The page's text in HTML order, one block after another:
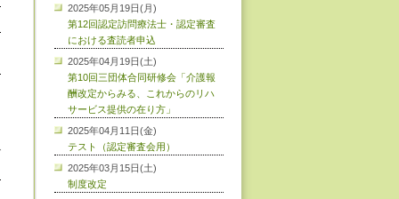
2025年05月19日(月)
第12回認定訪問療法士・認定審査
における査読者申込
2025年04月19日(土)
第10回三団体合同研修会「介護報
酬改定からみる、これからのリハ
サービス提供の在り方」
2025年04月11日(金)
テスト（認定審査会用）
2025年03月15日(土)
制度改定